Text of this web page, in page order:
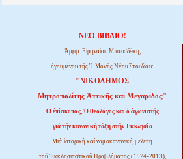
ΝΕΟ ΒΙΒΛΙΟ!
Ἀρχιμ. Εἰρηναίου Μπουσδέκη,
ἡγουμένου τῆς Ἱ. Μονῆς Νέου Στουδίου:
"ΝΙΚΟΔΗΜΟΣ
Μητροπολίτης Ἀττικῆς καί Μεγαρίδος"
Ὁ ἐπίσκοπος, Ὁ θεολόγος καί ὁ ἀγωνιστής
γιά τήν κανονική τάξη στήν Ἐκκλησία
Μιά ἱστορική καί νομοκανονική μελέτη
τοῦ Ἐκκλησιαστικοῦ Προβλήματος (1974-2013),